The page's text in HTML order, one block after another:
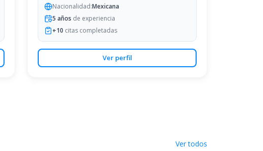
Nacionalidad:Mexicana
5 años de experiencia
+10 citas completadas
Ver perfil
Ver todos